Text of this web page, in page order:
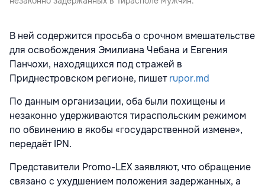
В ней содержится просьба о срочном вмешательстве
для освобождения Эмилиана Чебана и Евгения
Панчохи, находящихся под стражей в
Приднестровском регионе, пишетrupor.md
По данным организации, оба были похищены и
незаконно удерживаются тираспольским режимом
по обвинению в якобы «государственной измене»,
передаёт IPN.
Представители Promo-LEX заявляют, что обращение
связано с ухудшением положения задержанных, а